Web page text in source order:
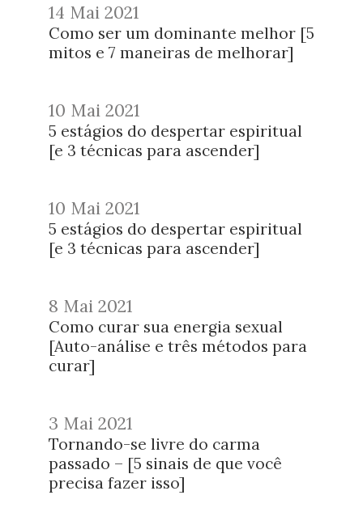
14 Mai 2021
Como ser um dominante melhor [5
mitos e 7 maneiras de melhorar]
10 Mai 2021
5 estágios do despertar espiritual
[e 3 técnicas para ascender]
10 Mai 2021
5 estágios do despertar espiritual
[e 3 técnicas para ascender]
8 Mai 2021
Como curar sua energia sexual
[Auto-análise e três métodos para
curar]
3 Mai 2021
Tornando-se livre do carma
passado – [5 sinais de que você
precisa fazer isso]